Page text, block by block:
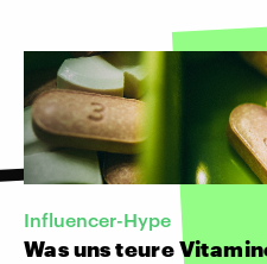
Influencer-Hype
Was uns teure